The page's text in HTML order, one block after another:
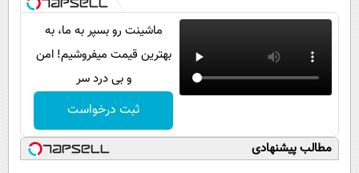
ماشینت رو بسپر به ما، به
بهترین قیمت میفروشیم! امن
و بی درد سر
ثبت درخواست
مطالب پیشنهادی